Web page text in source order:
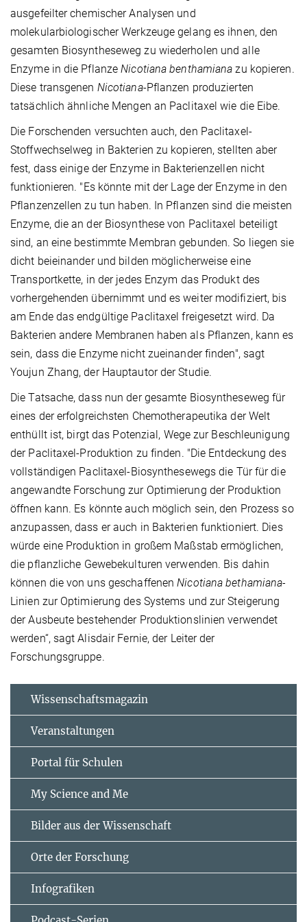
ausgefeilter chemischer Analysen und
molekularbiologischer Werkzeuge gelang es ihnen, den
gesamten Biosyntheseweg zu wiederholen und alle
Enzyme in die PflanzeNicotiana benthamianazu kopieren.
Diese transgenen Nicotiana-Pflanzen produzierten
tatsächlich ähnliche Mengen an Paclitaxel wie die Eibe.
Die Forschenden versuchten auch, den Paclitaxel-
Stoffwechselweg in Bakterien zu kopieren, stellten aber
fest, dass einige der Enzyme in Bakterienzellen nicht
funktionieren. "Es könnte mit der Lage der Enzyme in den
Pflanzenzellen zu tun haben. In Pflanzen sind die meisten
Enzyme, die an der Biosynthese von Paclitaxel beteiligt
sind, an eine bestimmte Membran gebunden. So liegen sie
dicht beieinander und bilden möglicherweise eine
Transportkette, in der jedes Enzym das Produkt des
vorhergehenden übernimmt und es weiter modifiziert, bis
am Ende das endgültige Paclitaxel freigesetzt wird. Da
Bakterien andere Membranen haben als Pflanzen, kann es
sein, dass die Enzyme nicht zueinander finden", sagt
Youjun Zhang, der Hauptautor der Studie.
Die Tatsache, dass nun der gesamte Biosyntheseweg für
eines der erfolgreichsten Chemotherapeutika der Welt
enthüllt ist, birgt das Potenzial, Wege zur Beschleunigung
der Paclitaxel-Produktion zu finden. "Die Entdeckung des
vollständigen Paclitaxel-Biosynthesewegs die Tür für die
angewandte Forschung zur Optimierung der Produktion
öffnen kann. Es könnte auch möglich sein, den Prozess so
anzupassen, dass er auch in Bakterien funktioniert. Dies
würde eine Produktion in großem Maßstab ermöglichen,
die pflanzliche Gewebekulturen verwenden. Bis dahin
können die von uns geschaffenenNicotiana bethamiana-
Linien zur Optimierung des Systems und zur Steigerung
der Ausbeute bestehender Produktionslinien verwendet
werden“, sagt Alisdair Fernie, der Leiter der
Forschungsgruppe.
Wissenschaftsmagazin
Veranstaltungen
Portal für Schulen
My Science and Me
Bilder aus der Wissenschaft
Orte der Forschung
Infografiken